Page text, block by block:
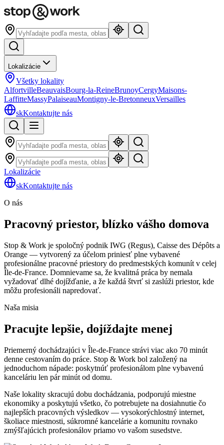
Lokalizácie
Všetky lokality
AlfortvilleBeauvaisBourg-la-ReineBrunoyCergyMaisons-
LaffitteMassyPalaiseauMontigny-le-BretonneuxVersailles
skKontaktujte nás
Lokalizácie
skKontaktujte nás
O nás
Pracovný priestor, blízko vášho domova
Stop & Work je spoločný podnik IWG (Regus), Caisse des Dépôts a
Orange — vytvorený za účelom priniesť plne vybavené
profesionálne pracovné priestory do predmestských komunít v celej
Île-de-France. Domnievame sa, že kvalitná práca by nemala
vyžadovať dlhé dojížďanie, a že každá štvrť si zaslúži priestor, kde
môžu profesionáli napredovať.
Naša misia
Pracujte lepšie, dojíždajte menej
Priemerný dochádzajúci v Île-de-France strávi viac ako 70 minút
denne cestovaním do práce. Stop & Work bol založený na
jednoduchom nápade: poskytnúť profesionálom plne vybavenú
kanceláriu len pár minút od domu.
Naše lokality skracujú dobu dochádzania, podporujú miestne
ekonomiky a poskytujú všetko, čo potrebujete na dosiahnutie čo
najlepších pracovných výsledkov — vysokorýchlostný internet,
školiace miestnosti, súkromné kancelárie a komunitu rovnako
zmýšľajúcich profesionálov priamo vo vašom susedstve.